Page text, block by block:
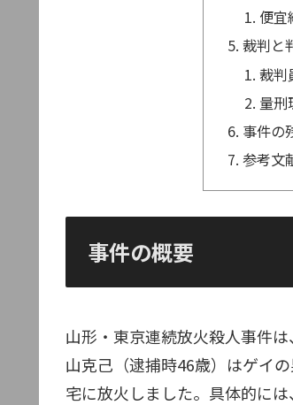
便宜
裁判と
裁判
量刑
事件の
参考文
事件の概要
山形・東京連続放火殺人事件
山克己（逮捕時46歳）はゲイ
宅に放火しました。具体的に